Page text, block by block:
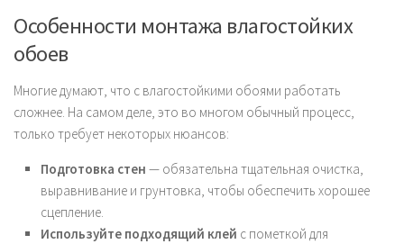
Особенности монтажа влагостойких
обоев
Многие думают, что с влагостойкими обоями работать
сложнее. На самом деле, это во многом обычный процесс,
только требует некоторых нюансов:
Подготовка стен — обязательна тщательная очистка,
выравнивание и грунтовка, чтобы обеспечить хорошее
сцепление.
Используйте подходящий клей с пометкой для